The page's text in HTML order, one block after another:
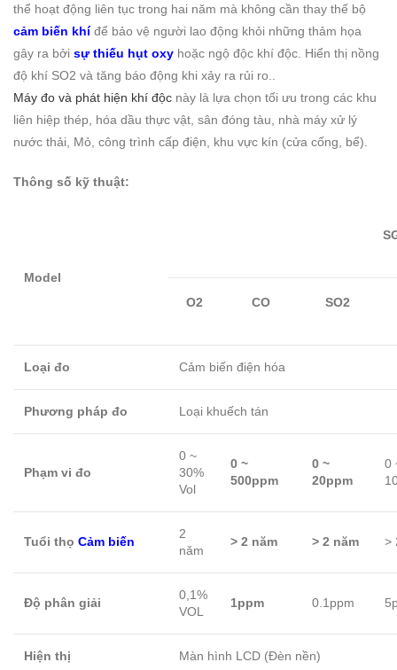
thể hoạt động liên tục trong hai năm mà không cần thay thế bộ
cảm biến khíđể bảo vệ người lao động khỏi những thảm họa
gây ra bởi sự thiếu hụt oxy hoặc ngộ độc khí độc. Hiển thị nồng
độ khí SO2 và tăng báo động khi xảy ra rủi ro..
Máy đo và phát hiện khí độc này là lựa chọn tối ưu trong các khu
liên hiệp thép, hóa dầu thực vật, sân đóng tàu, nhà máy xử lý
nước thải, Mỏ, công trình cấp điện, khu vực kín (cửa cống, bể).
Thông số kỹ thuật:
Model
O2 CO SO2
Loại đo Cảm biến điện hóa
Phương pháp đo Loại khuếch tán
Phạm vi đo
0 ~
30%
Vol
0 ~
500ppm
0 ~
20ppm
0
Tuổi thọ Cảm biến
2
năm
> 2 năm > 2 năm >
Độ phân giải
0,1%
VOL
1ppm 0.1ppm
Hiện thị Màn hình LCD (Đèn nền)